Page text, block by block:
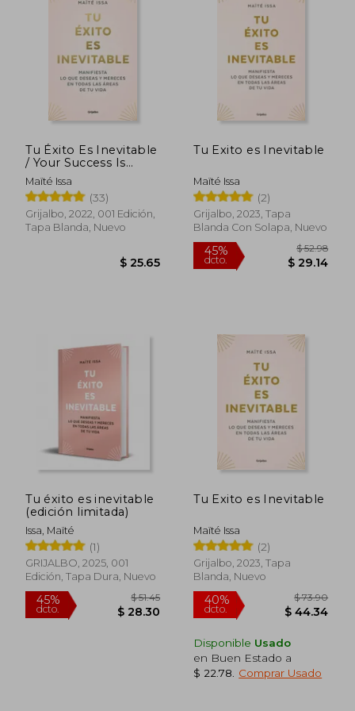
estos programas enseña paso a paso, de
manera simple, las claves de la
manifestación para que cada mujer pueda
crear su realidad uniendo el poder de su
mente subconsciente y las leyes del
Universo.
Tu Éxito Es Inevitable
/ Your Success Is
Inevitable
Maïté Issa
(33)
Grijalbo, 2022, 001 Edición,
Tapa Blanda, Nuevo
Tu Exito es Inevitable
Maïté Issa
(2)
Grijalbo, 2023, Tapa
Blanda Con Solapa, Nuevo
45%
Tu éxito es inevitable
(edición limitada)
Issa, Maïté
(1)
GRIJALBO, 2025, 001
Edición, Tapa Dura, Nuevo
Tu Exito es Inevitable
Maïté Issa
(2)
Grijalbo, 2023, Tapa
Blanda, Nuevo
Disponible Usado
en Buen Estado a
$ 22.78
Comprar Usado